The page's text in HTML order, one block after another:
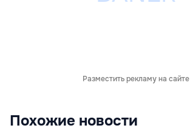
Разместить рекламу на сайте
Похожие новости